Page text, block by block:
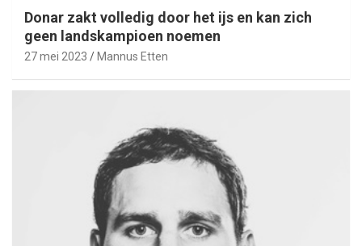
Donar zakt volledig door het ijs en kan zich
geen landskampioen noemen
27 mei 2023 Mannus Etten